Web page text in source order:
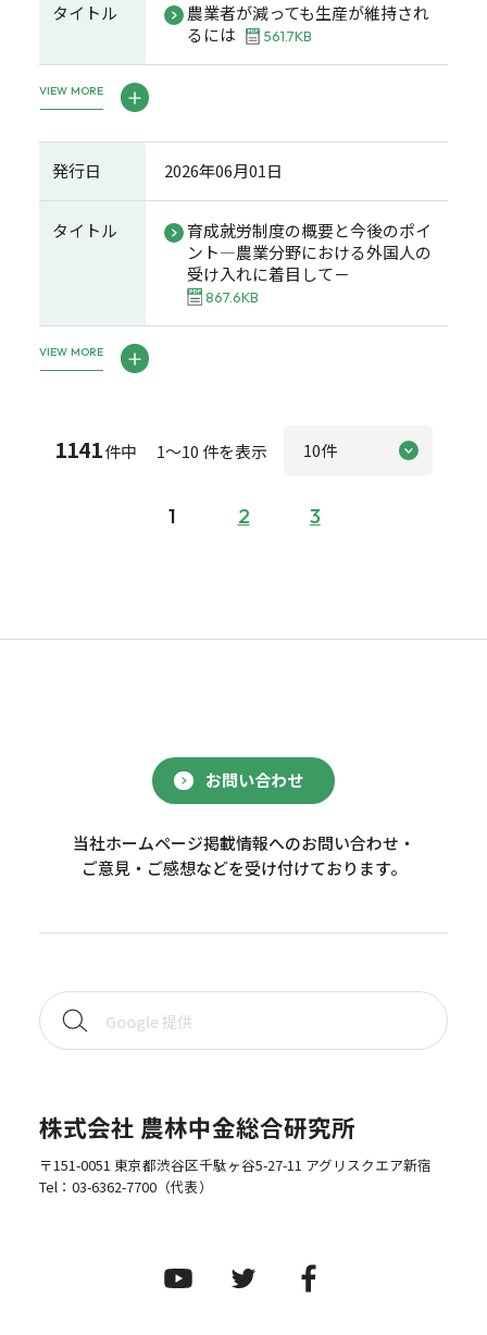
タイトル
農業者が減っても生産が維持され
るには
561.7KB
VIEW MORE
発行日 2026年06月01日
タイトル
育成就労制度の概要と今後のポイ
ント―農業分野における外国人の
受け入れに着目して－
867.6KB
VIEW MORE
1141件中 1～10 件を表示
1 2 3
お問い合わせ
当社ホームページ掲載情報へのお問い合わせ・
ご意見・ご感想などを受け付けております。
株式会社 農林中金総合研究所
〒151-0051 東京都渋谷区千駄ヶ谷5-27-11 アグリスクエア新宿
Tel： 03-6362-7700（代表）